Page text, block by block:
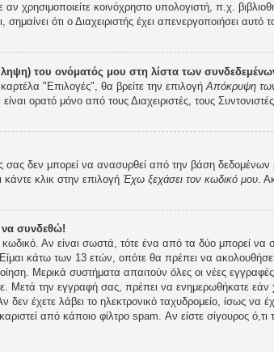
χρησιμοποιείτε κοινόχρηστο υπολογιστή, π.χ.
ότι ο Διαχειριστής έχει απενεργοποιήσει αυτό
του ονόματός μου στη λίστα των
"Επιλογές", θα βρείτε την επιλογή Απόκρυψη των
ορατό μόνο από τους Διαχειριστές, τους
δεν μπορεί να ανασυρθεί από την βάση δεδομένων
κλικ στην επιλογή Έχω ξεχάσει τον κωδικό μου .
συνδεθώ!
Αν είναι σωστά, τότε ένα από τα δύο μπορεί να
Είμαι κάτω των 13 ετών, οπότε θα πρέπει να
Μερικά συστήματα απαιτούν όλες οι νέες
Μετά την εγγραφή σας, πρέπει να ενημερωθήκατε εάν
δεν έχετε λάβει το ηλεκτρονικό ταχυδρομείο, ίσως να
από κάποιο φίλτρο spam. Αν είστε σίγουρος